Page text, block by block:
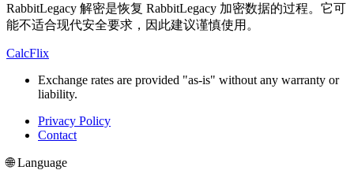
RabbitLegacy 解密是恢复 RabbitLegacy 加密数据的过程。它可
能不适合现代安全要求，因此建议谨慎使用。
CalcFlix
Exchange rates are provided "as-is" without any warranty or
liability.
Privacy Policy
Contact
🌐 Language